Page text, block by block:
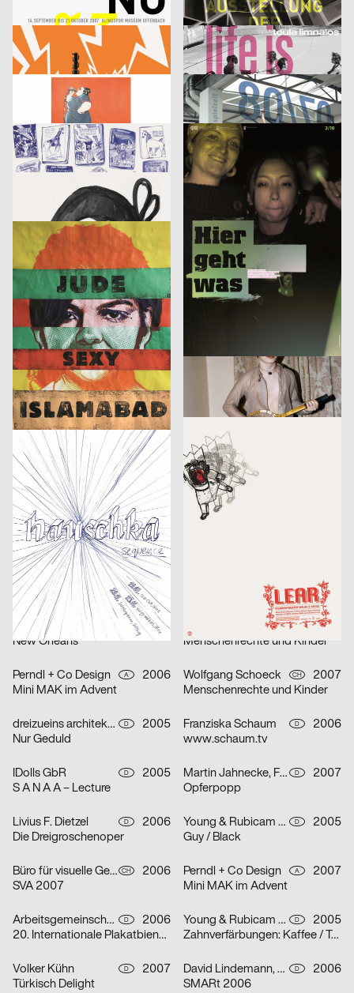
Klingspor Museum 2007
Finale. Ausstellung der Diplomarbeiten
2007
tesla medien ›kunst‹ labor 2007
cyan (Daniela Haufe + Detlef Fiedler) D
2007
cie. toula limnaios: life is perfect
din jank visuelle kommunikation, Fritz Beck, Doris Weber D
2007
Image
Jana Garberg D
2007
Armin Abmeier und die Tollen Hefte
Christof Nardin, Anna-Nora Szilit, Christian Feurstein, Martin Fetz
2007
Landjäger No.3 – Fleisch
Euro RSCG Düsseldorf
2007
D
2007
Identikit
Volker Pfüller
Bilderlesen
McCann Erickson Gesellschaft m.b.H. A
2005
Heinecken X-Mas
3007
2006
It’s never too late to have a happy childhood
strichpunkt D
2007
Der fliegende Holländer
2005
strichpunkt
2007
Pelléas et Mélisande
Thomas Matthaeus Müller D
2006
Phantome
Fons Hickmann m23 D
2005
sequence
Robert Voss
Lear
Volker Kühn
2006
Jenny Scobel
Emerging Designers
lollekundbollek.de D
2006
Total Recall 2006
Sebastian Cremers, Daniel Schludi D
2005
Lost Identity
2006
Friedrich Schiller: Wallenstein
2xGoldstein
2005
New Orleans
Fabienne Angehrn CH
2007
Menschenrechte und Kinder
Perndl + Co Design A
2006
Mini MAK im Advent
Wolfgang Schoeck CH
2007
Menschenrechte und Kinder
dreizueins architekturdesigngrafik für Group.IE D
2005
Nur Geduld
Franziska Schaum D
2006
www.schaum.tv
IDolls GbR D
2005
S A N A A – Lecture
Martin Jahnecke, Friederike Kühne, Bastian Renner, Jana Steffen D
2007
Opferpopp
Livius F. Dietzel D
2006
Die Dreigroschenoper
Young & Rubicam GmbH & Co. KG D
2005
Guy / Black
Büro für visuelle Gestaltung: Kreis offen CH
2006
SVA 2007
Perndl + Co Design A
2007
Mini MAK im Advent
Arbeitsgemeinschaft für visuelle und verbale Kommunikation Uwe Loesch D
2006
20. Internationale Plakatbiennale Warschau
Young & Rubicam GmbH & Co. KG D
2005
Zahnverfärbungen: Kaffee / Tee / Zigaretten
Volker Kühn D
2007
Türkisch Delight
David Lindemann, Matthias Wörle D
2006
SMARt 2006